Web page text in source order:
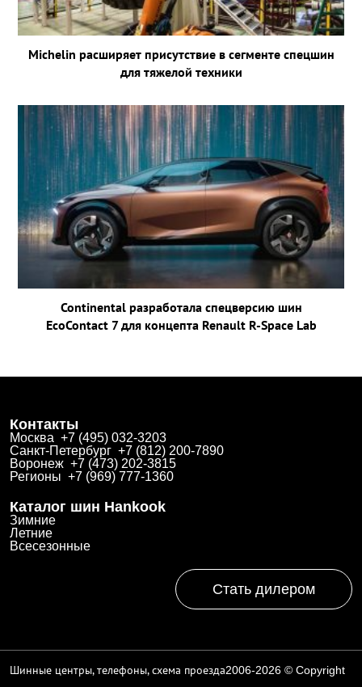
Michelin расширяет присутствие в сегменте спецшин
для тяжелой техники
Continental разработала спецверсию шин
EcoContact 7 для концепта Renault R-Space Lab
Контакты
Москва +7 (495) 032-3203
Санкт-Петербург +7 (812) 200-7890
Воронеж +7 (473) 202-3815
Регионы +7 (969) 777-1360
Каталог шин Hankook
Зимние
Летние
Всесезонные
Стать дилером
Шинные центры, телефоны, схема проезда2006-2026 © Copyright